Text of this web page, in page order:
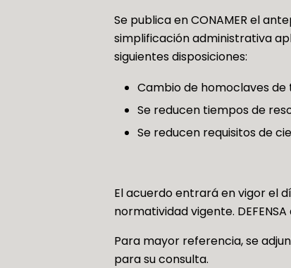
Se publica en CONAMER el
simplificación administrativa
siguientes disposiciones:
Cambio de homoclaves de
Se reducen tiempos de
Se reducen requisitos de
El acuerdo entrará en vigor el
normatividad vigente.
Para mayor referencia, se
para su consulta.